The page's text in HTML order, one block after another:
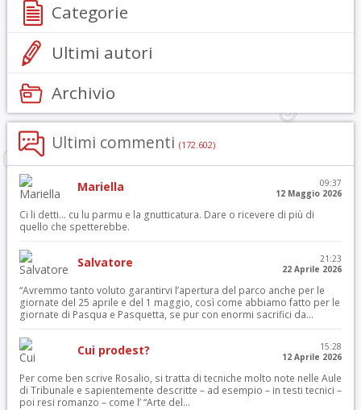
Categorie
Ultimi autori
Archivio
Ultimi commenti (172.602)
Mariella
09:37
12 Maggio 2026
Ci li detti… cu lu parmu e la gnutticatura. Dare o ricevere di più di
quello che spetterebbe.
Salvatore
21:23
22 Aprile 2026
“Avremmo tanto voluto garantirvi l’apertura del parco anche per le
giornate del 25 aprile e del 1 maggio, così come abbiamo fatto per le
giornate di Pasqua e Pasquetta, se pur con enormi sacrifici da...
Cui prodest?
15:28
12 Aprile 2026
Per come ben scrive Rosalio, si tratta di tecniche molto note nelle Aule
di Tribunale e sapientemente descritte – ad esempio – in testi tecnici –
poi resi romanzo – come l’ “Arte del...